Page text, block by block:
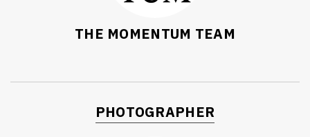
THE MOMENTUM TEAM
PHOTOGRAPHER